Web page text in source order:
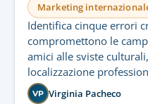
Marketing
Identifica cinque errori
compromettono le
amici alle sviste
localizzazione
del tuo marketing digitale.
VP Virginia Pacheco